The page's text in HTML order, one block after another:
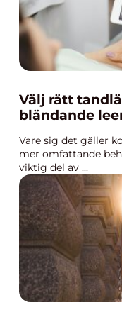
Välj rätt
bländande
Vare sig det gäller
mer omfattande
viktig del av ...